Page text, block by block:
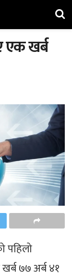
एक खर्ब
पहिलो
७७ अर्ब ४१